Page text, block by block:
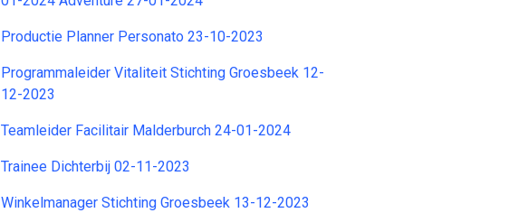
Productie Planner Personato 23-10-2023
Programmaleider Vitaliteit Stichting Groesbeek 12-
12-2023
Teamleider Facilitair Malderburch 24-01-2024
Trainee Dichterbij 02-11-2023
Winkelmanager Stichting Groesbeek 13-12-2023